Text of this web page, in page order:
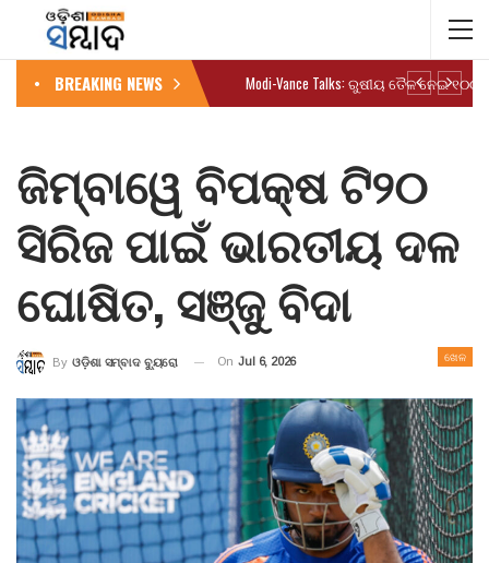
BREAKING NEWS
ଜିମ୍ବାୱେ ବିପକ୍ଷ ଟି୨୦
ସିରିଜ ପାଇଁ ଭାରତୀୟ ଦଳ
ଘୋଷିତ, ସଞ୍ଜୁ ବିଦା
ଖେଳ
By ଓଡ଼ିଶା ସମ୍ବାଦ ବ୍ୟୁରୋ On Jul 6, 2026